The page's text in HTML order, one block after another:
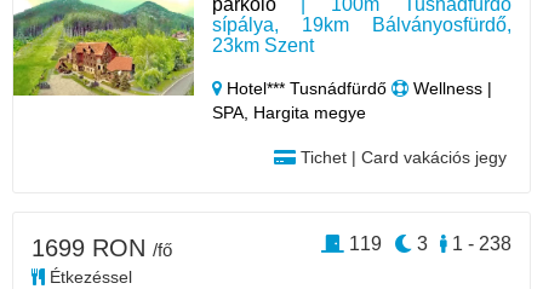
parkoló | 100m Tusnádfürdő
sípálya, 19km Bálványosfürdő,
23km Szent
Hotel*** Tusnádfürdő
Wellness |
SPA, Hargita megye
Tichet | Card vakációs jegy
1699 RON /fő
Étkezéssel
1 - 238
3
119